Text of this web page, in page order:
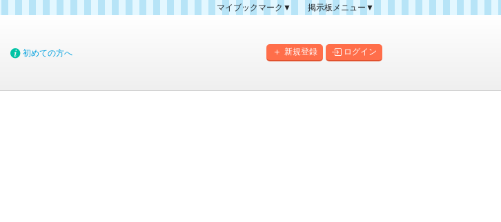
マイブックマーク▼
掲示板メニュー▼
掲示板マップ
新規登録 ログイン
初めての方へ